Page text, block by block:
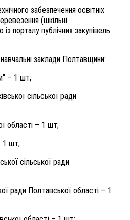
забезпечення освітніх
(шкільні
порталу публічних закупівель
заклади Полтавщини:
– 1 шт;
сільської ради
області – 1 шт;
1 шт;
сільської ради
ради Полтавської області – 1